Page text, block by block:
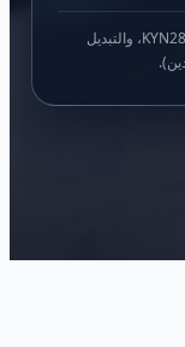
حالات الاستخدام النموذجية: توزيع المرافق، لوحات KYN28، والتبديل